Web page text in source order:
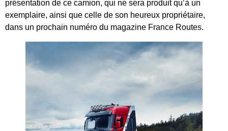
présentation de ce camion, qui ne sera produit qu’à un
exemplaire, ainsi que celle de son heureux propriétaire,
dans un prochain numéro du magazine France Routes.